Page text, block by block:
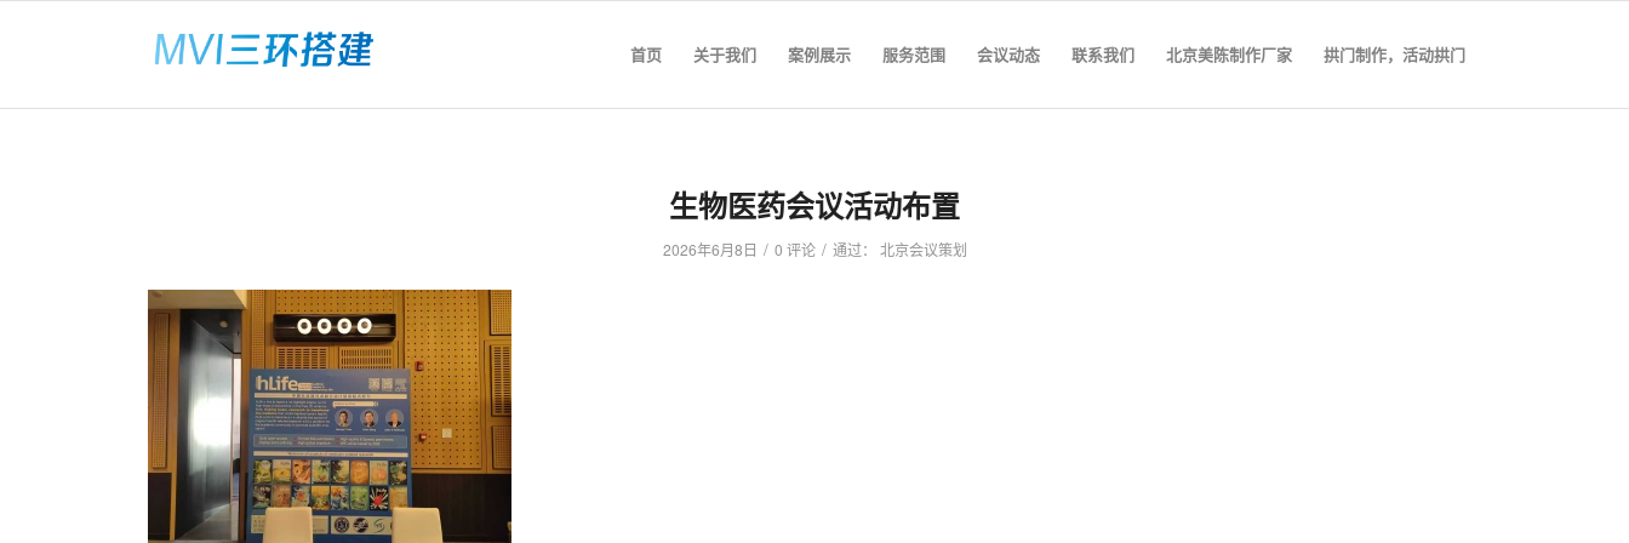
首页 关于我们 案例展示 服务范围 会议动态 联系我们 北京美陈制作厂家 拱门制作，活动拱门
生物医药会议活动布置
2026年6月8日 / 0 评论 / 通过： 北京会议策划